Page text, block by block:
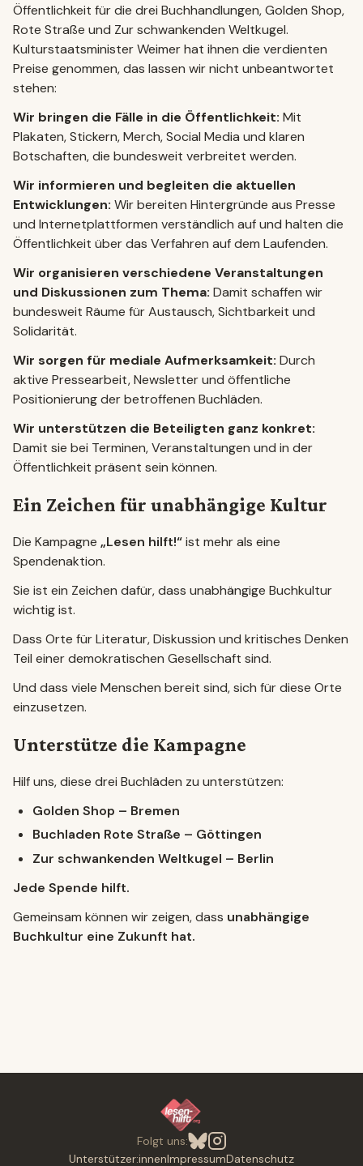
Öffentlichkeit für die drei Buchhandlungen, Golden Shop,
Rote Straße und Zur schwankenden Weltkugel.
Kulturstaatsminister Weimer hat ihnen die verdienten
Preise genommen, das lassen wir nicht unbeantwortet
stehen:
Wir bringen die Fälle in die Öffentlichkeit: Mit
Plakaten, Stickern, Merch, Social Media und klaren
Botschaften, die bundesweit verbreitet werden.
Wir informieren und begleiten die aktuellen
Entwicklungen: Wir bereiten Hintergründe aus Presse
und Internetplattformen verständlich auf und halten die
Öffentlichkeit über das Verfahren auf dem Laufenden.
Wir organisieren verschiedene Veranstaltungen
und Diskussionen zum Thema: Damit schaffen wir
bundesweit Räume für Austausch, Sichtbarkeit und
Solidarität.
Wir sorgen für mediale Aufmerksamkeit: Durch
aktive Pressearbeit, Newsletter und öffentliche
Positionierung der betroffenen Buchläden.
Wir unterstützen die Beteiligten ganz konkret:
Damit sie bei Terminen, Veranstaltungen und in der
Öffentlichkeit präsent sein können.
Ein Zeichen für unabhängige Kultur
Die Kampagne „Lesen hilft!“ist mehr als eine
Spendenaktion.
Sie ist ein Zeichen dafür, dass unabhängige Buchkultur
wichtig ist.
Dass Orte für Literatur, Diskussion und kritisches Denken
Teil einer demokratischen Gesellschaft sind.
Und dass viele Menschen bereit sind, sich für diese Orte
einzusetzen.
Unterstütze die Kampagne
Hilf uns, diese drei Buchläden zu unterstützen:
Golden Shop – Bremen
Buchladen Rote Straße – Göttingen
Zur schwankenden Weltkugel – Berlin
Jede Spende hilft.
Gemeinsam können wir zeigen, dass unabhängige
Buchkultur eine Zukunft hat.
Folgt uns:
Bluesky
Instagram
Unterstützer:innenImpressumDatenschutz